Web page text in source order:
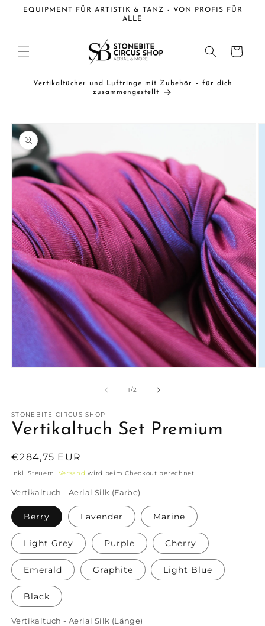
zum
EQUIPMENT FÜR ARTISTIK & TANZ - VON PROFIS FÜR
ALLE
Warenkorb
Vertikaltücher und Luftringe mit Zubehör – für dich
zusammengestellt
1/von
2
STONEBITE CIRCUS SHOP
Vertikaltuch Set Premium
Normaler
Preis
€284,75 EUR
Inkl. Steuern. Versand wird beim Checkout berechnet
Vertikaltuch - Aerial Silk (Farbe)
Berry Lavender Marine
Light Grey Purple Cherry
Emerald Graphite Light Blue
Black
Vertikaltuch - Aerial Silk (Länge)